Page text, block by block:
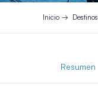
Inicio
Resumen